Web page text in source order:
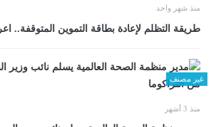
منذ شهر واحد
طريقة التظلم لإعادة بطاقة التموين المتوقفة..
غير مصنف
منذ 3 أشهر